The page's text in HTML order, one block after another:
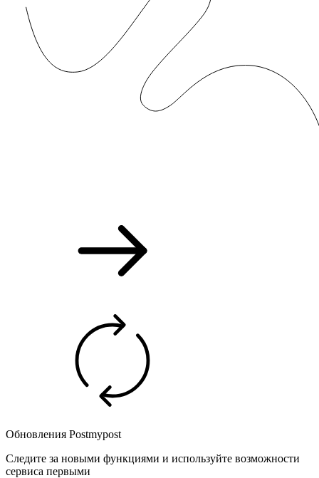
Обновления Postmypost
Следите за новыми функциями и используйте возможности
сервиса первыми